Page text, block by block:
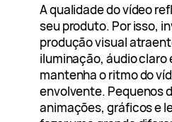
A qualidade do vídeo
seu produto. Por isso,
produção visual
iluminação, áudio claro
mantenha o ritmo do
envolvente. Pequenos
animações, gráficos e